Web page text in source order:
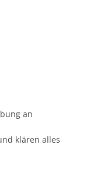
an
klären alles